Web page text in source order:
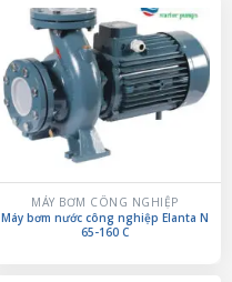
MÁY BƠM CÔNG NGHIỆP
Máy bơm nước công nghiệp Elanta N
65-160 C